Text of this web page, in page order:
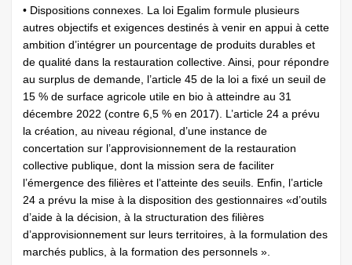
• Dispositions connexes. La loi Egalim formule plusieurs
autres objectifs et exigences destinés à venir en appui à cette
ambition d’intégrer un pourcentage de produits durables et
de qualité dans la restauration collective. Ainsi, pour répondre
au surplus de demande, l’article 45 de la loi a fixé un seuil de
15 % de surface agricole utile en bio à atteindre au 31
décembre 2022 (contre 6,5 % en 2017). L’article 24 a prévu
la création, au niveau régional, d’une instance de
concertation sur l’approvisionnement de la restauration
collective publique, dont la mission sera de faciliter
l’émergence des filières et l’atteinte des seuils. Enfin, l’article
24 a prévu la mise à la disposition des gestionnaires «d’outils
d’aide à la décision, à la structuration des filières
d’approvisionnement sur leurs territoires, à la formulation des
marchés publics, à la formation des personnels ».